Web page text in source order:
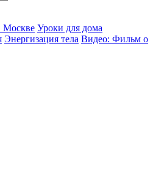
Москве Уроки для дома
Энергизация тела Видео: Фильм о